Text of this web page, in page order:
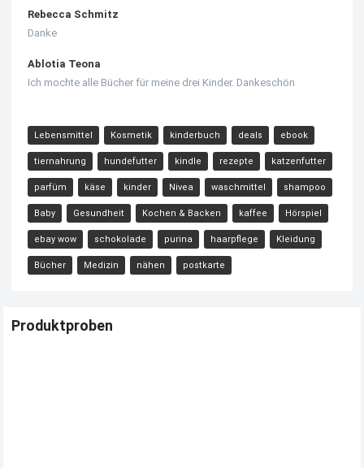
Rebecca Schmitz
Danke
Ablotia Teona
Ich mochte alle Bücher für meine drei Kinder. Dankeschön
Lebensmittel Kosmetik kinderbuch deals ebook
tiernahrung hundefutter kindle rezepte katzenfutter
parfüm käse kinder Nivea waschmittel shampoo
Baby Gesundheit Kochen & Backen kaffee Hörspiel
ebay wow schokolade purina haarpflege Kleidung
Bücher Medizin nähen postkarte
Produktproben